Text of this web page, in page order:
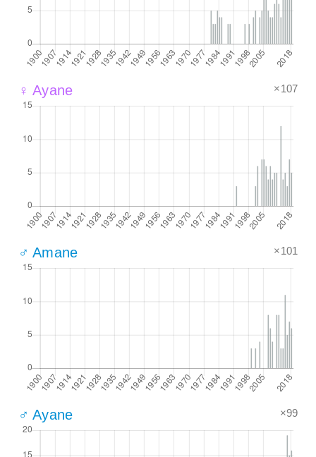
♀ Ayane ×107
♂ Amane ×101
♂ Ayane ×99